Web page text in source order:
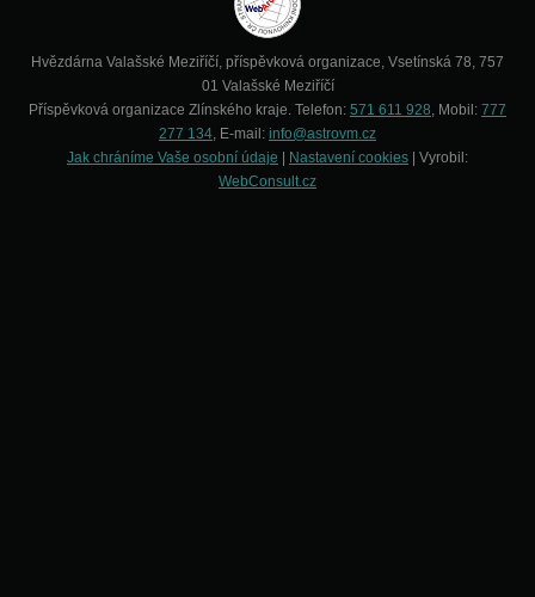
Hvězdárna Valašské Meziříčí, příspěvková organizace, Vsetínská 78, 757
01 Valašské Meziříčí
Příspěvková organizace Zlínského kraje. Telefon: 571 611 928, Mobil: 777
277 134, E-mail: info@astrovm.cz
Jak chráníme Vaše osobní údaje
Nastavení cookies | Vyrobil:
WebConsult.cz